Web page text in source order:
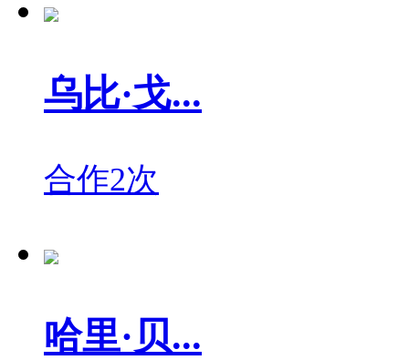
乌比·戈...
合作2次
哈里·贝...